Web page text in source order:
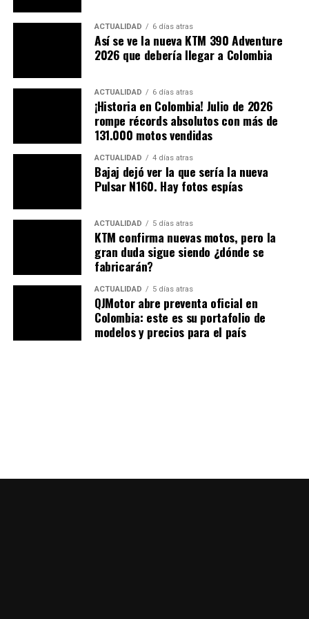
Triumph ha integrado un paquete electrónico
desarrollado en colaboración conAthena
Control de tracción ajustable
condiciones de adherencia variables.
Dos mapas de potencia: uno agresivo para
rectas y otro suave para secciones técnicas,
Control de lanzamiento (launch control) y
cambio rápido: para aceleraciones óptimas y
reducciones de marcha sin cortes de potencia.
ergonómicos conLEDs integradospara verificación
ACTUALIDAD 6 días atras
Así se ve la nueva KTM 390 Adventure
2026 que debería llegar a Colombia
ACTUALIDAD 6 días atras
¡Historia en Colombia! Julio de 2026
rompe récords absolutos con más de
131.000 motos vendidas
ACTUALIDAD 4 días atras
Bajaj dejó ver la que sería la nueva
Pulsar N160. Hay fotos espías
ACTUALIDAD 5 días atras
KTM confirma nuevas motos, pero la
gran duda sigue siendo ¿dónde se
fabricarán?
ACTUALIDAD 5 días atras
QJMotor abre preventa oficial en
Colombia: este es su portafolio de
modelos y precios para el país